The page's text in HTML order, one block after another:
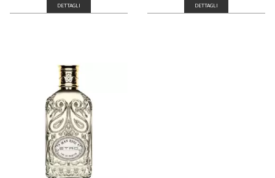
DETTAGLI DETTAGLI